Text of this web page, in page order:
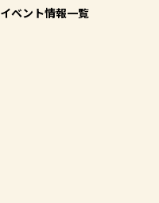
イベント情報一覧